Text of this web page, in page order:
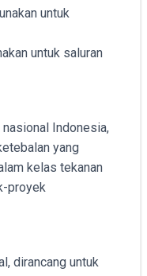
untuk
untuk saluran
Indonesia,
yang
kelas tekanan
proyek
dirancang untuk